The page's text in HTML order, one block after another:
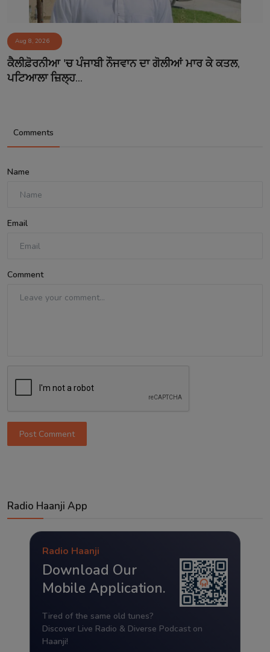
Aug 8, 2026
ਕੈਲੀਫ਼ੋਰਨੀਆ 'ਚ ਪੰਜਾਬੀ ਨੌਜਵਾਨ ਦਾ ਗੋਲੀਆਂ ਮਾਰ ਕੇ ਕਤਲ,
ਪਟਿਆਲਾ ਜ਼ਿਲ੍ਹ...
Comments
Name
Email
Comment
Post Comment
Radio Haanji App
Radio Haanji
Download Our
Mobile Application.
Tired of the same old tunes?
Discover Live Radio & Diverse Podcast on
Haanji!